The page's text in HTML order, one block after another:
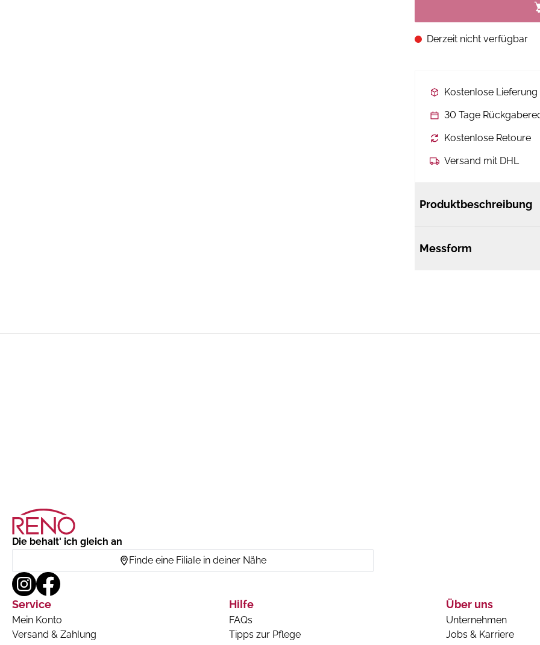
Derzeit nicht verfügbar
Kostenlose
30 Tage
Kostenlose Retoure
Versand mit DHL
Produktbeschreibung
Messform
Die behalt' ich gleich an
Finde eine Filiale in deiner Nähe
Service
Mein Konto
Versand & Zahlung
Hilfe
FAQs
Tipps zur Pflege
Über uns
Unternehmen
Jobs & Karriere